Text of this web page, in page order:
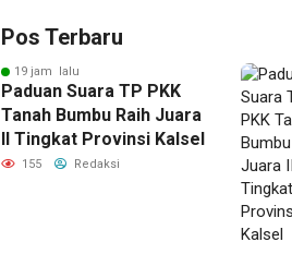
Pos Terbaru
19 jam lalu
Paduan Suara TP PKK
Tanah Bumbu Raih Juara
II Tingkat Provinsi Kalsel
155 Redaksi